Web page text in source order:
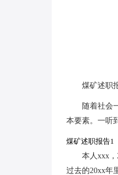
煤矿述职
随着社会
本要素。一听
煤矿述职报告1
本人xxx
过去的20xx年